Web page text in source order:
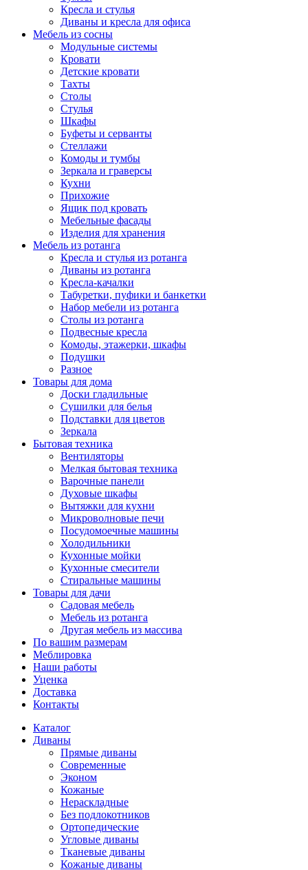
Кресла и стулья
Диваны и кресла для офиса
Мебель из сосны
Модульные системы
Кровати
Детские кровати
Тахты
Столы
Стулья
Шкафы
Буфеты и серванты
Стеллажи
Комоды и тумбы
Зеркала и граверсы
Кухни
Прихожие
Ящик под кровать
Мебельные фасады
Изделия для хранения
Мебель из ротанга
Кресла и стулья из ротанга
Диваны из ротанга
Кресла-качалки
Табуретки, пуфики и банкетки
Набор мебели из ротанга
Столы из ротанга
Подвесные кресла
Комоды, этажерки, шкафы
Подушки
Разное
Товары для дома
Доски гладильные
Сушилки для белья
Подставки для цветов
Зеркала
Бытовая техника
Вентиляторы
Мелкая бытовая техника
Варочные панели
Духовые шкафы
Вытяжки для кухни
Микроволновые печи
Посудомоечные машины
Холодильники
Кухонные мойки
Кухонные смесители
Стиральные машины
Товары для дачи
Садовая мебель
Мебель из ротанга
Другая мебель из массива
По вашим размерам
Меблировка
Наши работы
Уценка
Доставка
Контакты
Каталог
Диваны
Прямые диваны
Современные
Эконом
Кожаные
Нераскладные
Без подлокотников
Ортопедические
Угловые диваны
Тканевые диваны
Кожаные диваны